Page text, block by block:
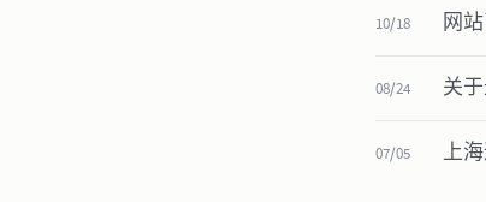
10/18 网
08/24 关
07/05 上